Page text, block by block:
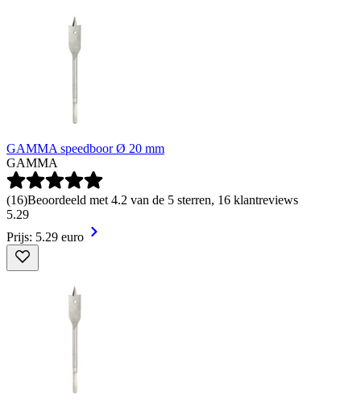
GAMMA speedboor Ø 20 mm
GAMMA
(16)Beoordeeld met 4.2 van de 5 sterren, 16 klantreviews
5.29
Prijs: 5.29 euro